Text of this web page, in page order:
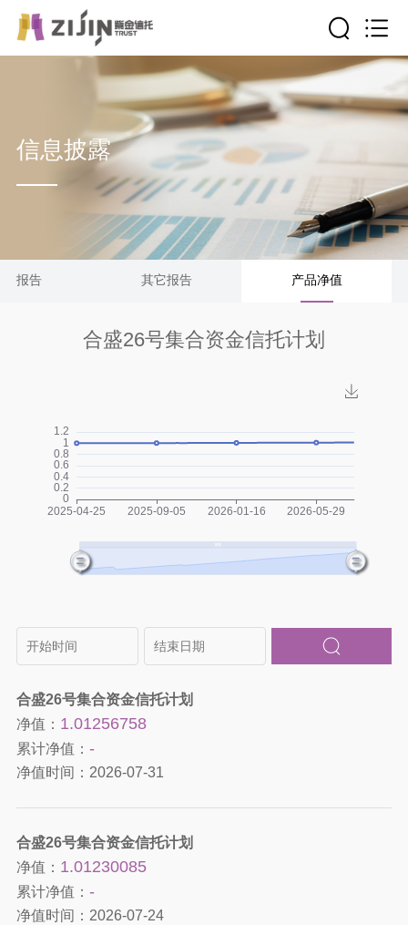
信息披露
算报告 其它报告 产品净值
合盛26号集合资金信托计划
合盛26号集合资金信托计划
净值： 1.01256758
累计净值： -
净值时间： 2026-07-31
合盛26号集合资金信托计划
净值： 1.01230085
累计净值： -
净值时间： 2026-07-24